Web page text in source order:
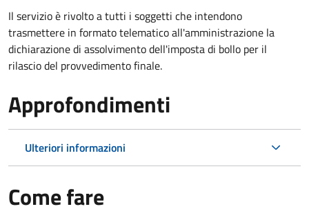
Il servizio è rivolto a tutti i soggetti che intendono
trasmettere in formato telematico all'amministrazione la
dichiarazione di assolvimento dell'imposta di bollo per il
rilascio del provvedimento finale.
Approfondimenti
Ulteriori informazioni
Come fare